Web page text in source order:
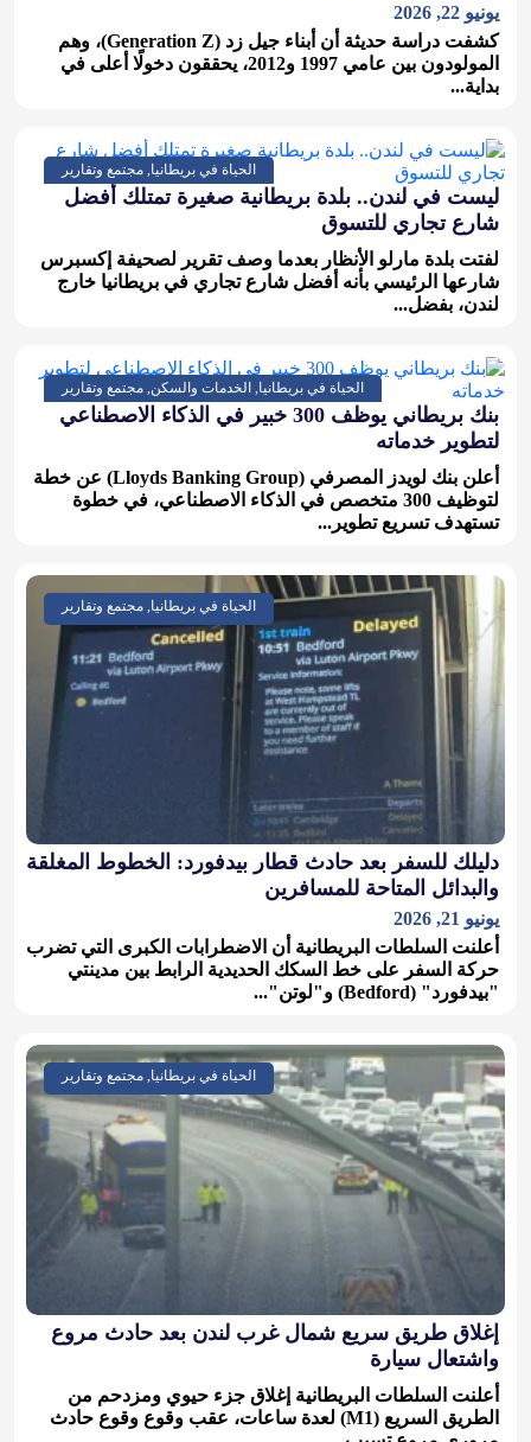
يونيو 22, 2026
كشفت دراسة حديثة أن أبناء جيل زد (Generation Z)، وهم
المولودون بين عامي 1997 و2012، يحققون دخولًا أعلى في
بداية...
الحياة في بريطانيا, مجتمع وتقارير
ليست في لندن.. بلدة بريطانية صغيرة تمتلك أفضل
شارع تجاري للتسوق
لفتت بلدة مارلو الأنظار بعدما وصف تقرير لصحيفة إكسبرس
شارعها الرئيسي بأنه أفضل شارع تجاري في بريطانيا خارج
لندن، بفضل...
الحياة في بريطانيا, الخدمات والسكن, مجتمع وتقارير
بنك بريطاني يوظف 300 خبير في الذكاء الاصطناعي
لتطوير خدماته
أعلن بنك لويدز المصرفي (Lloyds Banking Group) عن خطة
لتوظيف 300 متخصص في الذكاء الاصطناعي، في خطوة
تستهدف تسريع تطوير...
الحياة في بريطانيا, مجتمع وتقارير
دليلك للسفر بعد حادث قطار بيدفورد: الخطوط المغلقة
والبدائل المتاحة للمسافرين
يونيو 21, 2026
أعلنت السلطات البريطانية أن الاضطرابات الكبرى التي تضرب
حركة السفر على خط السكك الحديدية الرابط بين مدينتي
"بيدفورد" (Bedford) و"لوتن"...
الحياة في بريطانيا, مجتمع وتقارير
إغلاق طريق سريع شمال غرب لندن بعد حادث مروع
واشتعال سيارة
أعلنت السلطات البريطانية إغلاق جزء حيوي ومزدحم من
الطريق السريع (M1) لعدة ساعات، عقب وقوع وقوع حادث